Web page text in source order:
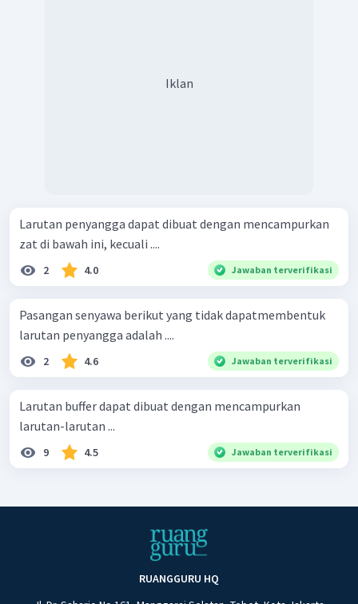
Iklan
Larutan penyangga dapat dibuat dengan mencampurkan
zat di bawah ini, kecuali ....
2 4.0 Jawaban terverifikasi
Pasangan senyawa berikut yang tidak dapatmembentuk
larutan penyangga adalah ....
2 4.6 Jawaban terverifikasi
Larutan buffer dapat dibuat dengan mencampurkan
larutan-larutan ...
9 4.5 Jawaban terverifikasi
RUANGGURU HQ